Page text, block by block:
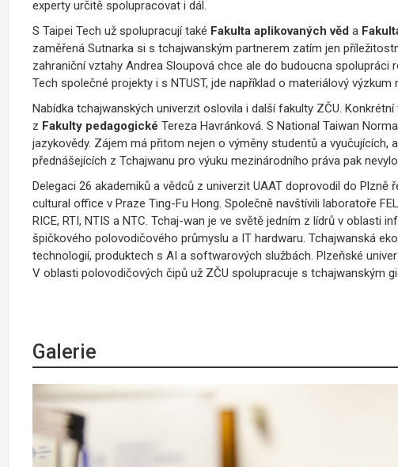
experty určitě spolupracovat i dál.
S Taipei Tech už spolupracují také Fakulta aplikovaných věd a
zaměřená Sutnarka si s tchajwanským partnerem zatím jen
zahraniční vztahy Andrea Sloupová chce ale do budoucna spolupráci
Tech společné projekty i s NTUST, jde například o materiálový
Nabídka tchajwanských univerzit oslovila i další fakulty ZČU.
z Fakulty pedagogické Tereza Havránková. S National Taiwan
jazykovědy. Zájem má přitom nejen o výměny studentů a vyučujících,
přednášejících z Tchajwanu pro výuku mezinárodního práva pak
Delegaci 26 akademiků a vědců z univerzit UAAT doprovodil do
cultural office v Praze Ting-Fu Hong. Společně navštívili laboratoře
RICE, RTI, NTIS a NTC. Tchaj-wan je ve světě jedním z lídrů v
špičkového polovodičového průmyslu a IT hardwaru. Tchajwanská
technologií, produktech s AI a softwarových službách. Plzeňské
V oblasti polovodičových čipů už ZČU spolupracuje s tchajwanským
Galerie